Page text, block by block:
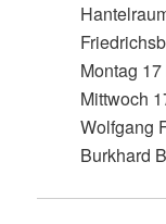
Montag
Mittwoch
Wolfgang
Burkhard